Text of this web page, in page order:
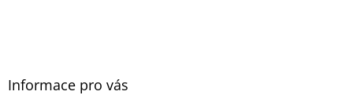
Informace pro vás